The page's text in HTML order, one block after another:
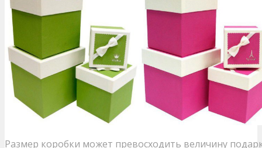
Размер коробки может превосходить величину